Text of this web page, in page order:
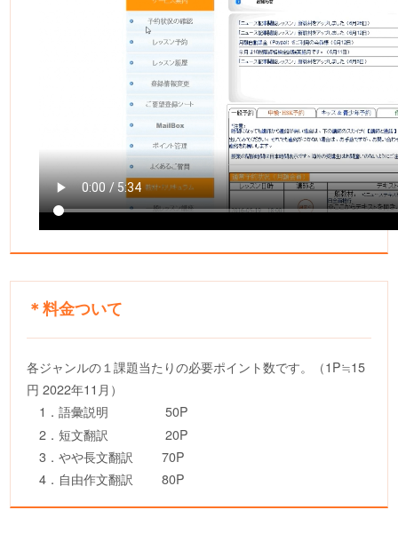
＊料金ついて
各ジャンルの１課題当たりの必要ポイント数です。（1P≒15
円 2022年11月）
1．語彙説明 50P
2．短文翻訳 20P
3．やや長文翻訳 70P
4．自由作文翻訳 80P